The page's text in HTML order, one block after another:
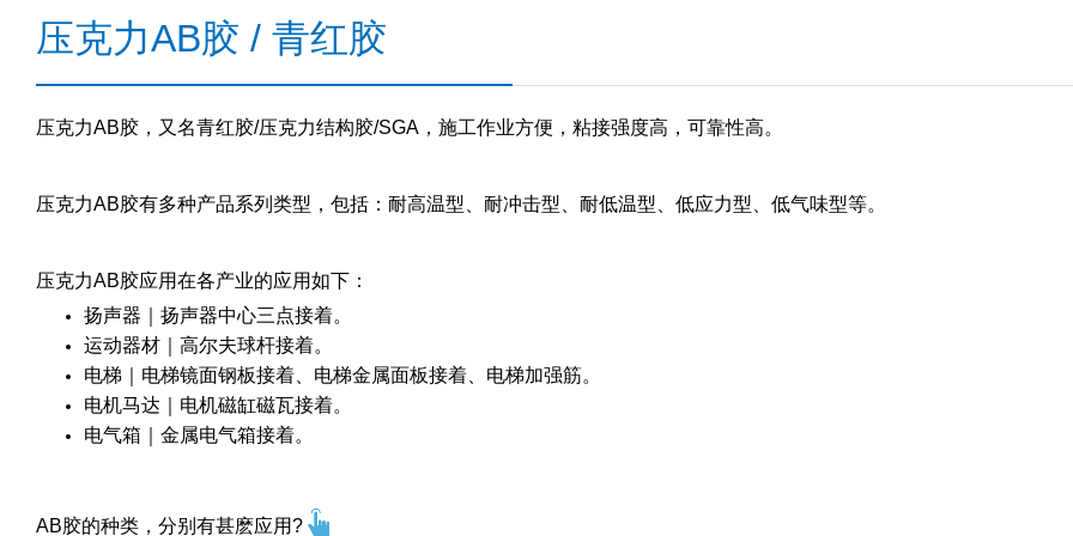
压克力AB胶 / 青红胶
压克力AB胶，又名青红胶/压克力结构胶/SGA，施工作业方便，粘接强度高，可靠性高。
压克力AB胶有多种产品系列类型，包括：耐高温型、耐冲击型、耐低温型、低应力型、低气味型等。
压克力AB胶应用在各产业的应用如下：
扬声器 ｜扬声器中心三点接着。
运动器材 ｜高尔夫球杆接着。
电梯 ｜电梯镜面钢板接着、电梯金属面板接着、电梯加强筋。
电机马达 ｜电机磁缸磁瓦接着。
电气箱 ｜金属电气箱接着。
AB胶的种类，分别有甚麽应用?